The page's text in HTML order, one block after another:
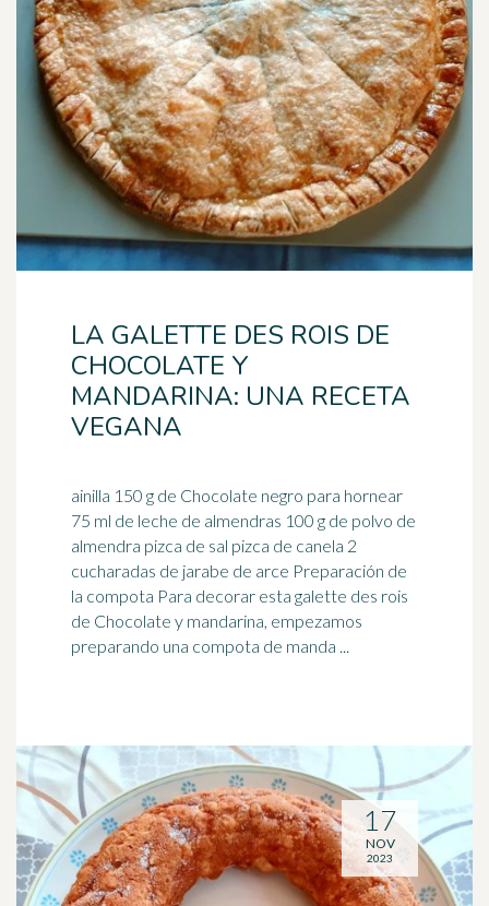
LA GALETTE DES ROIS DE
CHOCOLATE Y
MANDARINA: UNA RECETA
VEGANA
ainilla 150 g de Chocolate negro para hornear
75 ml de leche de almendras 100 g de polvo de
almendra pizca de sal pizca de canela 2
cucharadas de jarabe de arce
la compota Para decorar esta galette des rois
de Chocolate y mandarina, empezamos
preparando una compota de manda ...
17
NOV
2023